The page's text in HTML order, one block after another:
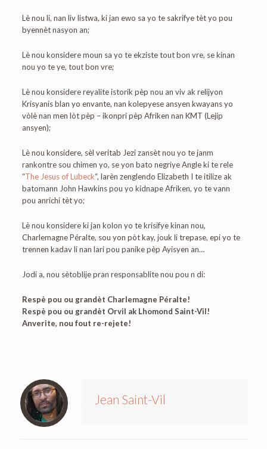
Lè nou li, nan liv listwa, ki jan ewo sa yo te sakrifye tèt yo pou
byennèt nasyon an;
Lè nou konsidere moun sa yo te ekziste tout bon vre, se kinan
nou yo te ye, tout bon vre;
Lè nou konsidere reyalite istorik pèp nou an viv ak relijyon
Krisyanis blan yo envante, nan kolepyese ansyen kwayans yo
vòlè nan men lòt pèp – ikonpri pèp Afriken nan KMT (Lejip
ansyen);
Lè nou konsidere, sèl veritab Jezi zansèt nou yo te janm
rankontre sou chimen yo, se yon bato negriye Angle ki te rele
“The Jesus of Lubeck“, larèn zenglendo Elizabeth I te itilize ak
batomann John Hawkins pou yo kidnape Afriken, yo te vann
pou anrichi tèt yo;
Lè nou konsidere ki jan kolon yo te krisifye kinan nou,
Charlemagne Péralte, sou yon pòt kay, jouk li trepase, epi yo te
trennen kadav li nan lari pou panike pèp Ayisyen an…
Jodi a, nou sètoblije pran responsablite nou pou n di:
Respè pou ou grandèt Charlemagne Péralte!
Respè pou ou grandèt Orvil ak Lhomond Saint-Vil!
Anverite, nou fout re-rejete!
Jean Saint-Vil